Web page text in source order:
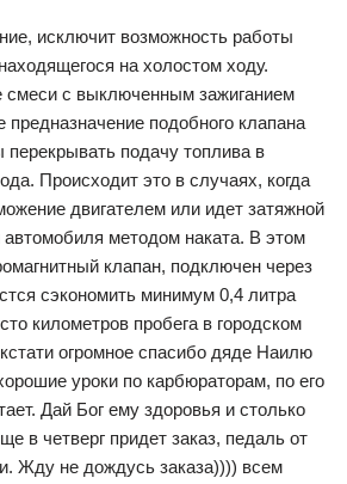
исключит возможность работы
на холостом ходу.
с выключенным зажиганием
предназначение подобного клапана
перекрывать подачу топлива в
Происходит это в случаях, когда
двигателем или идет затяжной
методом наката. В этом
клапан, подключен через
сэкономить минимум 0,4 литра
километров пробега в городском
огромное спасибо дяде Наилю
уроки по карбюраторам, по его
Дай Бог ему здоровья и столько
в четверг придет заказ, педаль от
Жду не дождусь заказа)))) всем